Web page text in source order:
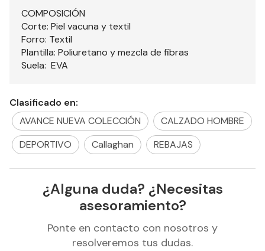
COMPOSICIÓN
Corte: Piel vacuna y textil
Forro: Textil
Plantilla: Poliuretano y mezcla de fibras
Suela: EVA
Clasificado en:
AVANCE NUEVA COLECCIÓN
CALZADO HOMBRE
DEPORTIVO
Callaghan REBAJAS
¿Alguna duda? ¿Necesitas
asesoramiento?
Ponte en contacto con nosotros y
resolveremos tus dudas.